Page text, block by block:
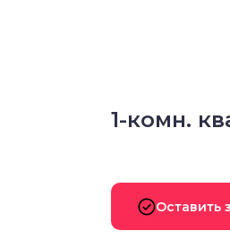
1-комн.
Оставить